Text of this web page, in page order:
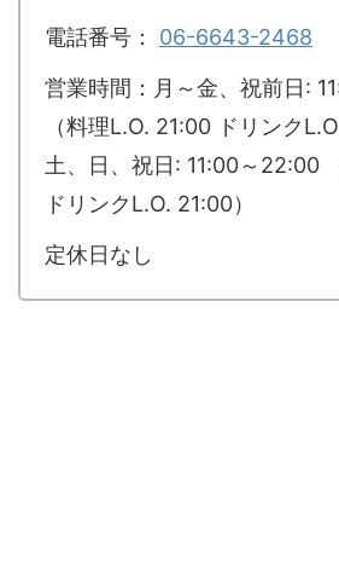
電話番号： 06-6643-2468
営業時間：月～金、祝前日:
（料理L.O. 21:00 ドリンク
土、日、祝日: 11:00～22:00
ドリンクL.O. 21:00）
定休日なし